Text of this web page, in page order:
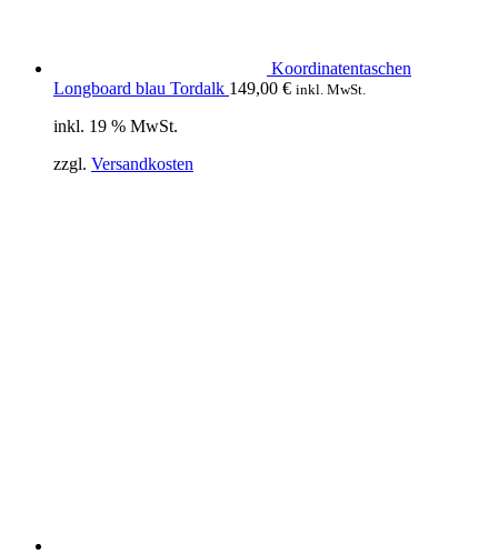
Koordinatentaschen
Longboard blau Tordalk 149,00 € inkl. MwSt.
inkl. 19 % MwSt.
zzgl. Versandkosten